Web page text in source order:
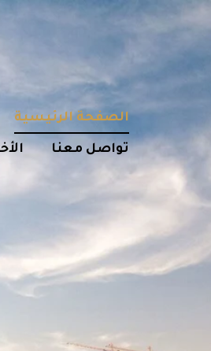
الصفحة الرئيسية
تواصل معنا